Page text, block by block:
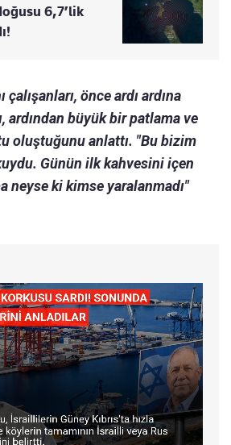
6,7’lik
önce ardı ardına
ardından büyük bir patlama ve
oluştuğunu anlattı. "Bu bizim
Günün ilk kahvesini içen
neyse ki kimse yaralanmadı"